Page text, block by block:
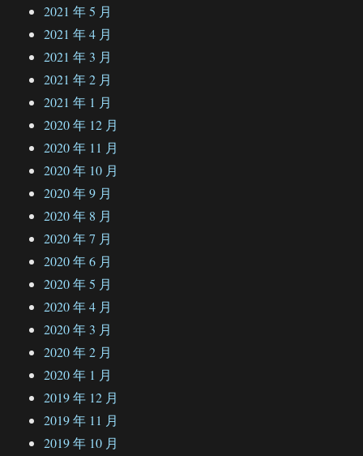
2021 年 5 月
2021 年 4 月
2021 年 3 月
2021 年 2 月
2021 年 1 月
2020 年 12 月
2020 年 11 月
2020 年 10 月
2020 年 9 月
2020 年 8 月
2020 年 7 月
2020 年 6 月
2020 年 5 月
2020 年 4 月
2020 年 3 月
2020 年 2 月
2020 年 1 月
2019 年 12 月
2019 年 11 月
2019 年 10 月